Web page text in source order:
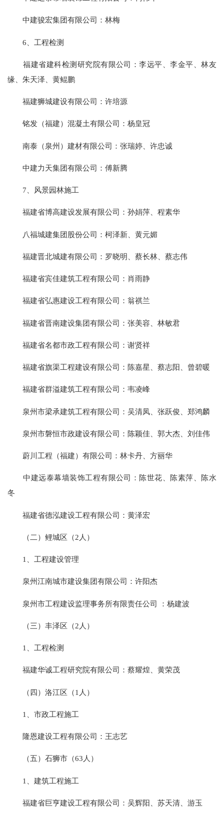
中建骏宏集团有限公司：林梅
6、工程检测
福建省建科检测研究院有限公司：李远平、李金平、林友
缘、朱天泽、黄鲲鹏
福建狮城建设有限公司：许培源
铭发（福建）混凝土有限公司：杨皇冠
南泰（泉州）建材有限公司：张瑞婷、许忠诚
中建力天集团有限公司：傅新腾
7、风景园林施工
福建省博高建设发展有限公司：孙娟萍、程素华
八福城建集团股份公司：柯泽新、黄元媚
福建晋北城建有限公司：罗晓明、蔡长林、蔡志伟
福建省宾佳建筑工程有限公司：肖雨静
福建省弘惠建设工程有限公司：翁祺兰
福建省晋南建设集团有限公司：张美容、林敏君
福建省名都市政工程有限公司：谢贤祥
福建省旗渠工程建设有限公司：陈嘉星、蔡志阳、曾碧暖
福建省群溢建筑工程有限公司：韦凌峰
泉州市梁承建筑工程有限公司：吴清凤、张跃俊、郑鸿麟
泉州市磐恒市政建设有限公司：陈颖佳、郭大杰、刘佳伟
蔚川工程（福建）有限公司：林卡丹、方丽华
中建远泰幕墙装饰工程有限公司：陈世花、陈素萍、陈水
冬
福建省德泓建设工程有限公司：黄泽宏
（二）鲤城区（2人）
1、工程建设管理
泉州江南城市建设集团有限公司：许阳杰
泉州市工程建设监理事务所有限责任公司 ：杨建波
（三）丰泽区（2人）
1、工程检测
福建华诚工程研究院有限公司：蔡耀煌、黄荣茂
（四）洛江区（1人）
1、市政工程施工
隆恩建设工程有限公司：王志艺
（五）石狮市（63人）
1、建筑工程施工
福建省巨亨建设工程有限公司：吴辉阳、苏天清、游玉